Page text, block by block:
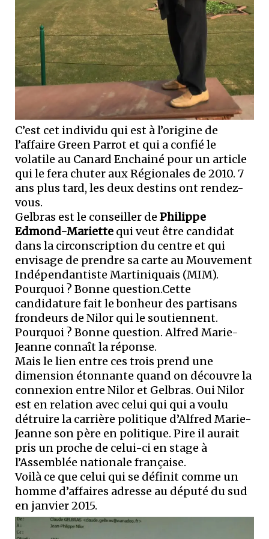
C’est cet individu qui est à l’origine de
l’affaire Green Parrot et qui a confié le
volatile au Canard Enchainé pour un article
qui le fera chuter aux Régionales de 2010. 7
ans plus tard, les deux destins ont rendez-
vous.
Gelbras est le conseiller de Philippe
Edmond-Mariette qui veut être candidat
dans la circonscription du centre et qui
envisage de prendre sa carte au Mouvement
Indépendantiste Martiniquais (MIM).
Pourquoi ? Bonne question.Cette
candidature fait le bonheur des partisans
frondeurs de Nilor qui le soutiennent.
Pourquoi ? Bonne question. Alfred Marie-
Jeanne connaît la réponse.
Mais le lien entre ces trois prend une
dimension étonnante quand on découvre la
connexion entre Nilor et Gelbras. Oui Nilor
est en relation avec celui qui qui a voulu
détruire la carrière politique d’Alfred Marie-
Jeanne son père en politique. Pire il aurait
pris un proche de celui-ci en stage à
l’Assemblée nationale française.
Voilà ce que celui qui se définit comme un
homme d’affaires adresse au député du sud
en janvier 2015.